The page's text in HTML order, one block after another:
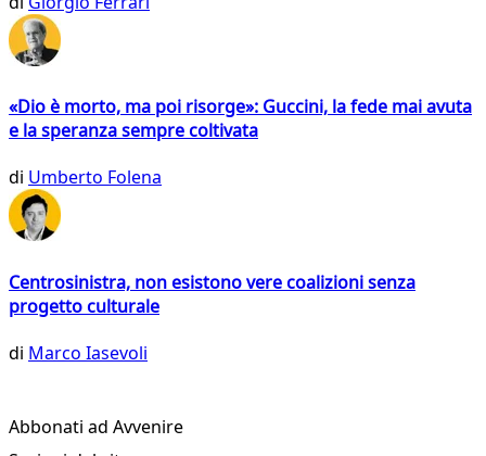
«Dio è morto, ma poi risorge»: Guccini, la fede mai avuta
e la speranza sempre coltivata
di Umberto Folena
Centrosinistra, non esistono vere coalizioni senza
progetto culturale
di Marco Iasevoli
Abbonati ad Avvenire